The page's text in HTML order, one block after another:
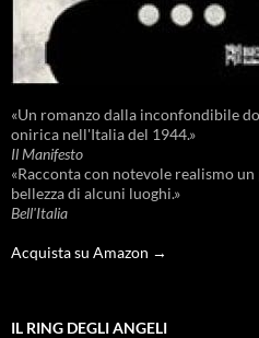
«Un romanzo dalla inconfondibile
onirica nell'Italia del 1944.»
Il Manifesto
«Racconta con notevole realismo
bellezza di alcuni luoghi.»
Bell'Italia
Acquista su Amazon →
IL RING DEGLI ANGELI